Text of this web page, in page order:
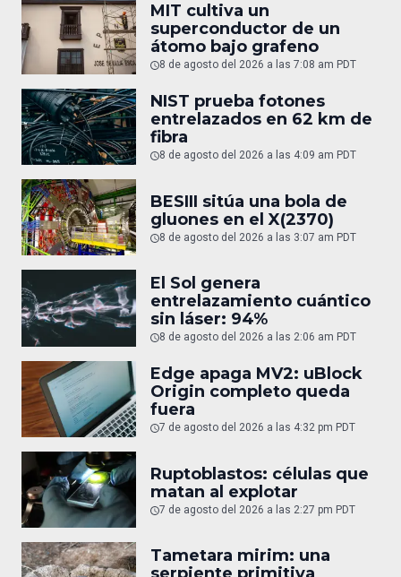
MIT cultiva un
superconductor de un
átomo bajo grafeno
8 de agosto del 2026 a las 7:08 am PDT
NIST prueba fotones
entrelazados en 62 km de
fibra
8 de agosto del 2026 a las 4:09 am PDT
BESIII sitúa una bola de
gluones en el X(2370)
8 de agosto del 2026 a las 3:07 am PDT
El Sol genera
entrelazamiento cuántico
sin láser: 94%
8 de agosto del 2026 a las 2:06 am PDT
Edge apaga MV2: uBlock
Origin completo queda
fuera
7 de agosto del 2026 a las 4:32 pm PDT
Ruptoblastos: células que
matan al explotar
7 de agosto del 2026 a las 2:27 pm PDT
Tametara mirim: una